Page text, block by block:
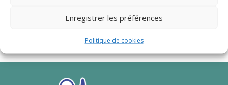
Enregistrer les préférences
Politique de cookies
Boostez vos entretiens professionnels avec la méthode